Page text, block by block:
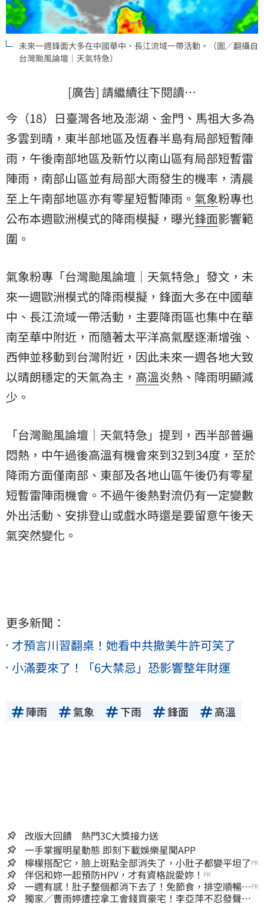
未來一週鋒面大多在中國華中、長江流域一帶活動。（圖／翻攝自
台灣颱風論壇｜天氣特急 ）
[廣告] 請繼續往下閱讀…
今（18）日臺灣各地及澎湖、金門、馬祖大多為
多雲到晴，東半部地區及恆春半島有局部短暫陣
雨 ，午後南部地區及新竹以南山區有局部短暫雷
陣雨，南部山區並有局部大雨發生的機率，清晨
至上午南部地區亦有零星短暫陣雨。 氣象粉專也
公布本週歐洲模式的降雨模擬，曝光鋒面影響範
圍。
氣象粉專「台灣颱風論壇｜天氣特急」發文，未
來一週歐洲模式的降雨模擬，鋒面大多在中國華
中、長江流域一帶活動，主要降雨區也集中在華
南至華中附近，而隨著太平洋高氣壓逐漸增強、
西伸並移動到台灣附近，因此未來一週各地大致
以晴朗穩定的天氣為主， 高溫炎熱、降雨明顯減
少。
「台灣颱風論壇｜天氣特急」提到，西半部普遍
悶熱，中午過後高溫有機會來到32到34度，至於
降雨方面僅南部、東部及各地山區午後仍有零星
短暫雷陣雨機會。不過午後熱對流仍有一定變數
外出活動、安排登山或戲水時還是要留意午後天
氣突然變化。
更多新聞：
才預言川習翻桌！她看中共撤美牛許可笑了
小滿要來了！「6大禁忌」恐影響整年財運
陣雨 氣象 下雨 鋒面 高溫
改版大回饋 熱門3C大獎接力送
一手掌握明星動態 即刻下載娛樂星聞APP
檸檬搭配它，臉上斑點全部消失了，小肚子都變平坦了 PR
伴侶和妳一起預防HPV，才有資格說愛妳！ PR
一週有感！肚子整個都消下去了！免節食，排空順暢就
夠
PR
獨家／曹雨婷遭控拿工會錢買豪宅！李亞萍不忍發聲：